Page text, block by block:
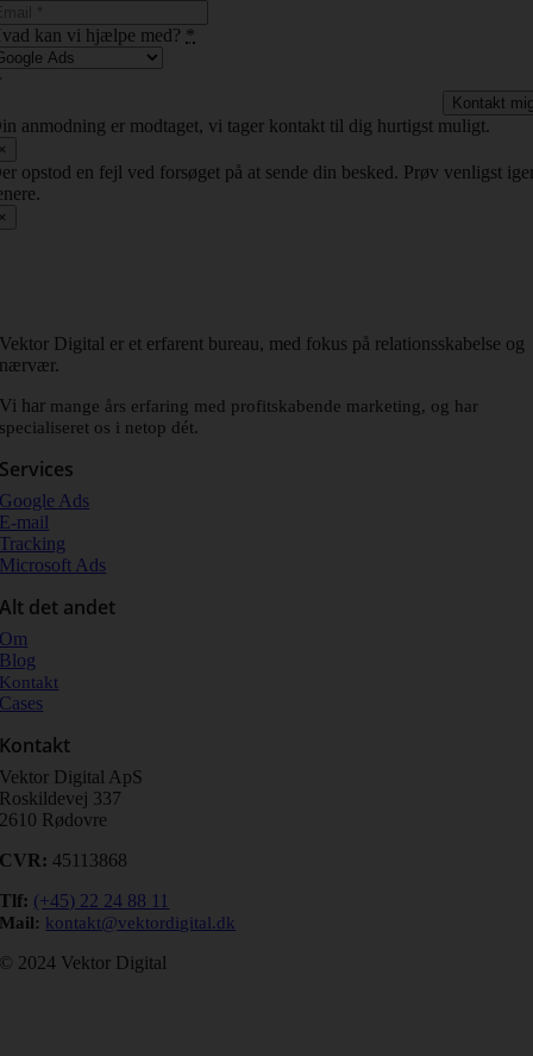
kan vi hjælpe med? *
Kontakt
anmodning er modtaget, vi tager kontakt til dig hurtigst muligt.
opstod en fejl ved forsøget på at sende din besked. Prøv venligst
Vektor Digital er et erfarent bureau, med fokus på relationsskabelse og
nærvær.
Vi har mange års erfaring med profitskabende marketing, og har
specialiseret os i netop dét.
Services
Google Ads
E-mail
Tracking
Microsoft Ads
Alt det andet
Om
Blog
Kontakt
Cases
Kontakt
Vektor Digital ApS
Roskildevej 337
2610 Rødovre
CVR: 45113868
Tlf: (+45) 22 24 88 11
Mail: kontakt@vektordigital.dk
© 2024 Vektor Digital